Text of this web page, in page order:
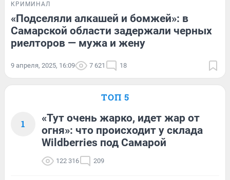
КРИМИНАЛ
«Подселяли алкашей и бомжей»: в
Самарской области задержали черных
риелторов — мужа и жену
9 апреля, 2025, 16:09 7 621 18
ТОП 5
1
«Тут очень жарко, идет жар от
огня»: что происходит у склада
Wildberries под Самарой
122 316 209